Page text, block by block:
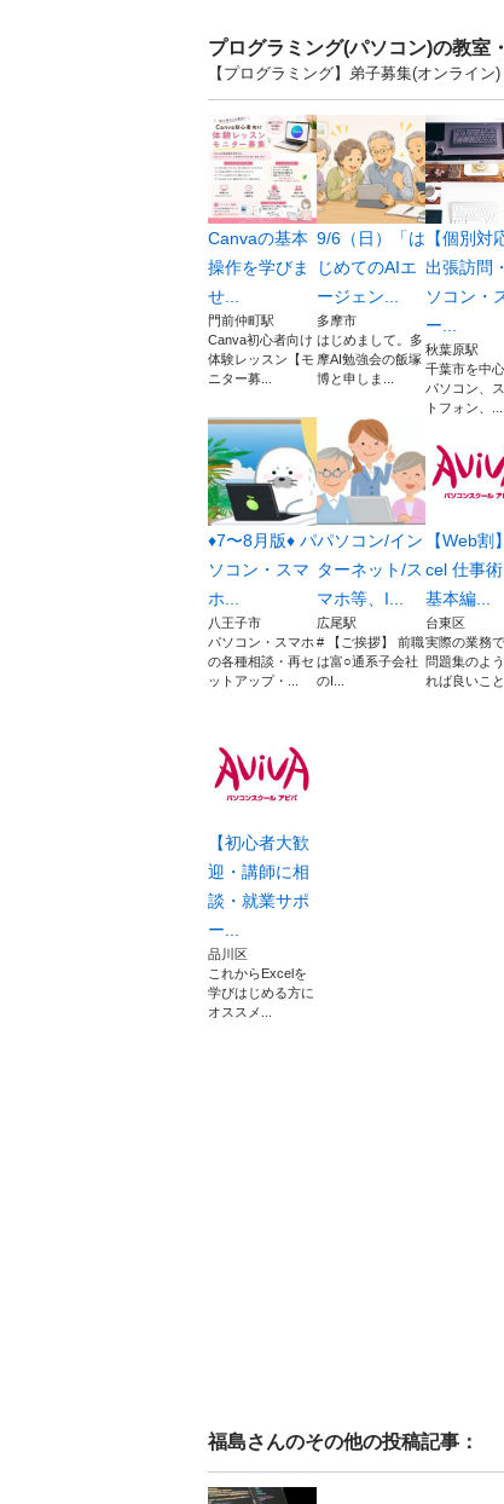
プログラミング(パソコン)の教室
【プログラミング】弟子募集(オンライ
Canvaの基本
操作を学びま
せ...
門前仲町駅
Canva初心者向け
体験レッスン【モ
ニター募...
9/6（日）「は
じめてのAIエ
ージェン...
多摩市
はじめまして。多
摩AI勉強会の飯塚
博と申しま...
【個別対
出張訪問
ソコン・
ー...
秋葉原駅
千葉市を中心
パソコン、
トフォン、...
♦️7〜8月版♦️ パ
ソコン・スマ
ホ...
八王子市
パソコン・スマホ
の各種相談・再セ
ットアップ・...
パソコン/イン
ターネット/ス
マホ等、I...
広尾駅
# 【ご挨拶】 前職
は富○通系子会社
のI...
【Web割
cel 仕事術
基本編...
台東区
実際の業務で
問題集のよ
れば良いこと
【初心者大歓
迎・講師に相
談・就業サポ
ー...
品川区
これからExcelを
学びはじめる方に
オススメ...
福島さんのその他の投稿記事：